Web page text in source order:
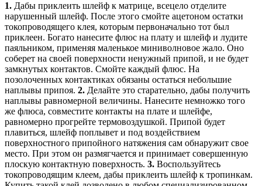
1. Дабы приклеить шлейф к матрице, всецело отделите
нарушенный шлейф. После этого смойте ацетоном остатки
токопроводящего клея, которым первоначально тот был
приклеен. Богато нанесите флюс на плату и шлейф и лудите
паяльником, применяя маленькое миниволновое жало. Оно
соберет на своей поверхности ненужный припой, и не будет
замкнутых контактов. Смойте каждый флюс. На
позолоченных контактиках обязаны остаться небольшие
наплывы припоя. 2. Делайте это старательно, дабы получить
наплывы равномерной величины. Нанесите немножко того
же флюса, совместите контакты на плате и шлейфе,
равномерно прогрейте термовоздушкой. Припой будет
плавиться, шлейф поплывет и под воздействием
поверхностного припойного натяжения сам обнаружит свое
место. При этом он размягчается и принимает совершенную
плоскую контактную поверхность. 3. Воспользуйтесь
токопроводящим клеем, дабы приклеить шлейф к тропинкам.